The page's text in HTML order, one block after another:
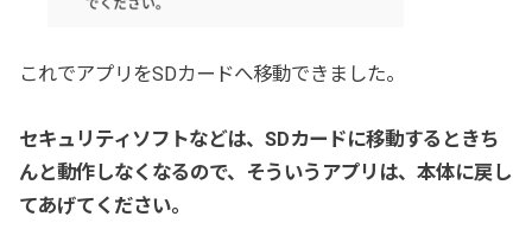
これでアプリをSDカードへ移動できました。
セキュリティソフトなどは、SDカードに移動するときち
んと動作しなくなるので、そういうアプリは、本体に戻し
てあげてください。